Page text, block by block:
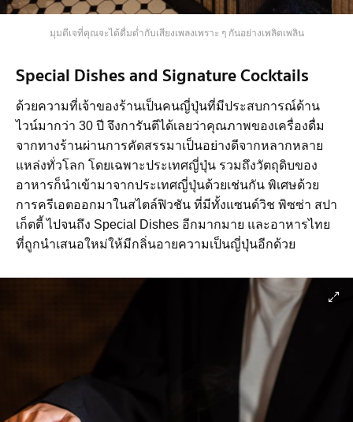
มุมดีเจที่คุณจะได้ดื่มด่ำกับเสียงเพลงเพราะ ๆ กันอย่างเพลิดเพลิน
Special Dishes and Signature Cocktails
ด้วยความที่เจ้าของร้านเป็นคนญี่ปุ่นที่มีประสบการณ์ด้าน
ไวน์มากว่า 30 ปี จึงการันตีได้เลยว่าคุณภาพของเครื่องดื่ม
จากทางร้านผ่านการคัดสรรมาเป็นอย่างดีจากหลากหลาย
แหล่งทั่วโลก โดยเฉพาะประเทศญี่ปุ่น รวมถึงวัตถุดิบของ
อาหารก็นำเข้ามาจากประเทศญี่ปุ่นด้วยเช่นกัน พิเศษด้วย
การครีเอตออกมาในสไตล์ฟิวชัน ที่มีทั้งแซนด์วิช พิซซ่า สปา
เก็ตตี้ ไปจนถึง Special Dishes อีกมากมาย และอาหารไทย
ที่ถูกนำเสนอใหม่ให้มีกลิ่นอายความเป็นญี่ปุ่นอีกด้วย